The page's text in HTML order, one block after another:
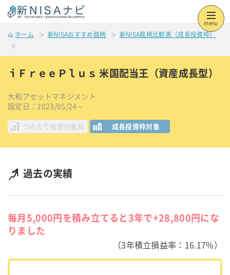
menu
ホーム 新NISAおすすめ銘柄 新NISA銘柄比較表（成長投資枠）
ｉＦｒｅｅＰｌｕｓ 米国配当王（資産成長型）
大和アセットマネジメント
設定日：2023/05/24～
つみたて投資対象枠 成長投資枠対象
過去の実績
毎月5,000円を積み立てると3年で+28,800円にな
りました
（3年積立損益率：16.17%）